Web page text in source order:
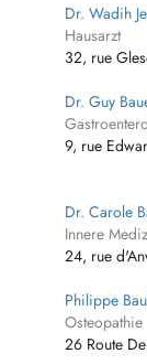
Dr. Wadih
Hausarzt
32, rue
Dr. Guy
9, rue
Dr. Carole
Innere
24, rue
Philippe
Osteopathie
26 Route